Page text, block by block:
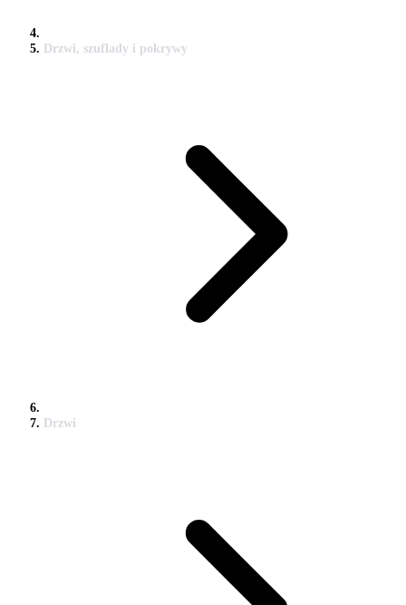
Drzwi, szuflady i pokrywy
Drzwi